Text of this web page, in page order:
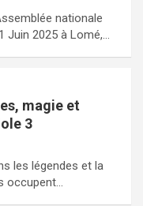
nationale
Juin 2025 à Lomé,…
magie et
3
les légendes et la
occupent…